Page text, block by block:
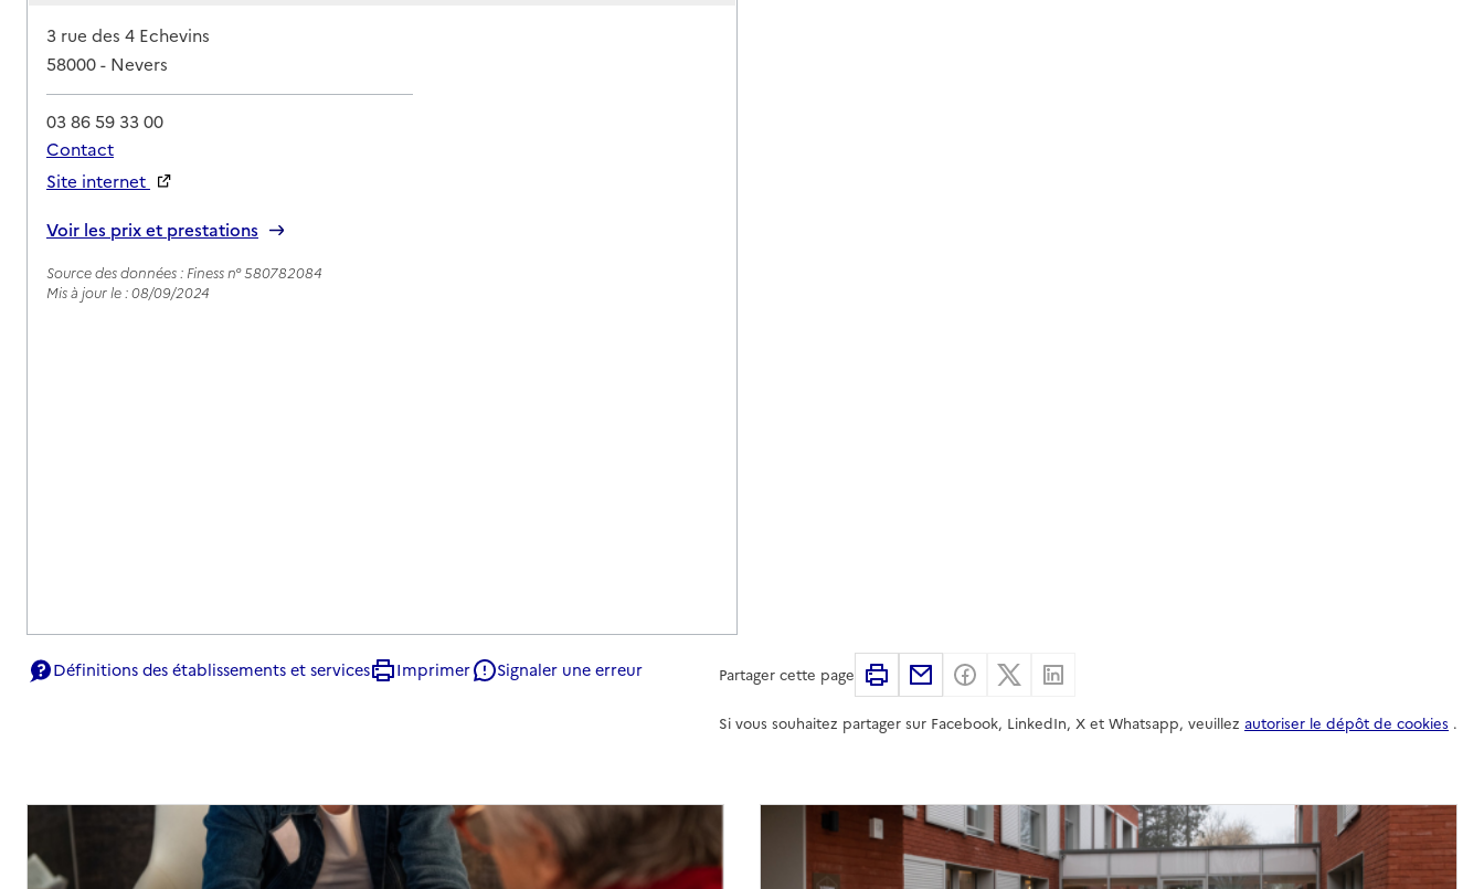
Adresse
3 rue des 4 Echevins
58000- Nevers
03 86 59 33 00
Contact
Site internet
Voir les prix et prestations
Source des données : Finess n° 580782084
Mis à jour le : 08/09/2024
Définitions des établissements et services Imprimer Signaler une erreur Partager cette page ImprimerPartager par email
Partager sur Facebook
Partager sur X
Si vous souhaitez partager sur Facebook, LinkedIn, X et Whatsapp, veuillez autoriser le dépôt de cookies .